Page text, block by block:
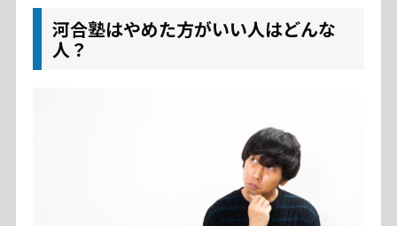
河合塾はやめた方がいい人はどんな
人？